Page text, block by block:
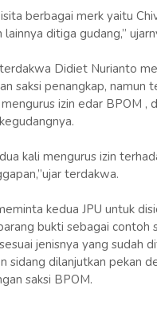
berbagai merk yaitu
ditiga gudang,”
Didiet Nurianto
saksi penangkap, namun
izin edar BPOM ,
kali mengurus izin
terdakwa.
kedua JPU untuk
bukti sebagai contoh
jenisnya yang sudah
sidang dilanjutkan pekan
saksi BPOM.